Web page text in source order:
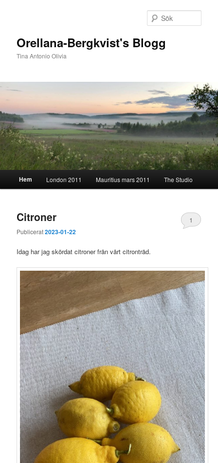
Orellana-Bergkvist's Blogg
Tina Antonio Olivia
Huvudmeny
Hem London 2011 Mauritius mars 2011 The Studio
Citroner
Publicerat2023-01-22
1
Idag har jag skördat citroner från vårt citronträd.